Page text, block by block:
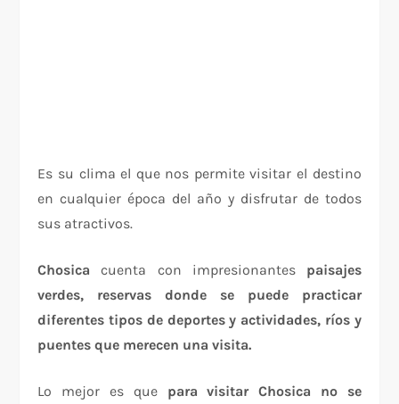
Es su clima el que nos permite visitar el destino
en cualquier época del año y disfrutar de todos
sus atractivos.
Chosicacuenta con impresionantes paisajes
verdes, reservas donde se puede practicar
diferentes tipos de deportes y actividades, ríos y
puentes que merecen una visita.
Lo mejor es que para visitar Chosica no se